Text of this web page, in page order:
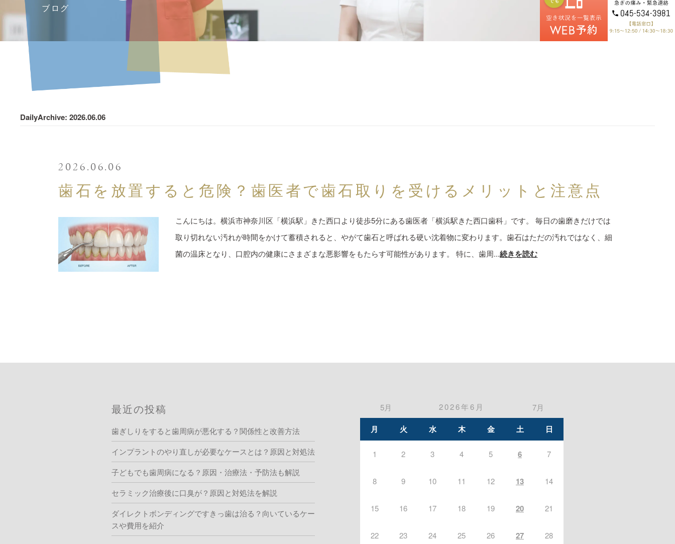
ブログ
DailyArchive:2026.06.06
2026.06.06
歯石を放置すると危険？歯医者で歯石取りを受けるメリットと注意点
こんにちは。横浜市神奈川区「横浜駅」きた西口より徒歩5分にある歯医者「横浜駅きた西口歯科」です。 毎日の歯磨きだけでは
取り切れない汚れが時間をかけて蓄積されると、やがて歯石と呼ばれる硬い沈着物に変わります。歯石はただの汚れではなく、細
菌の温床となり、口腔内の健康にさまざまな悪影響をもたらす可能性があります。 特に、歯周...続きを読む
最近の投稿
歯ぎしりをすると歯周病が悪化する？関係性と改善方法
インプラントのやり直しが必要なケースとは？原因と対処法
子どもでも歯周病になる？原因・治療法・予防法も解説
セラミック治療後に口臭が？原因と対処法を解説
ダイレクトボンディングですきっ歯は治る？向いているケー
スや費用を紹介
2026年6月
月 火 水 木 金 土 日
5月 7月
1 2 3 4 5 6 7
8 9 10 11 12 13 14
15 16 17 18 19 20 21
22 23 24 25 26 27 28